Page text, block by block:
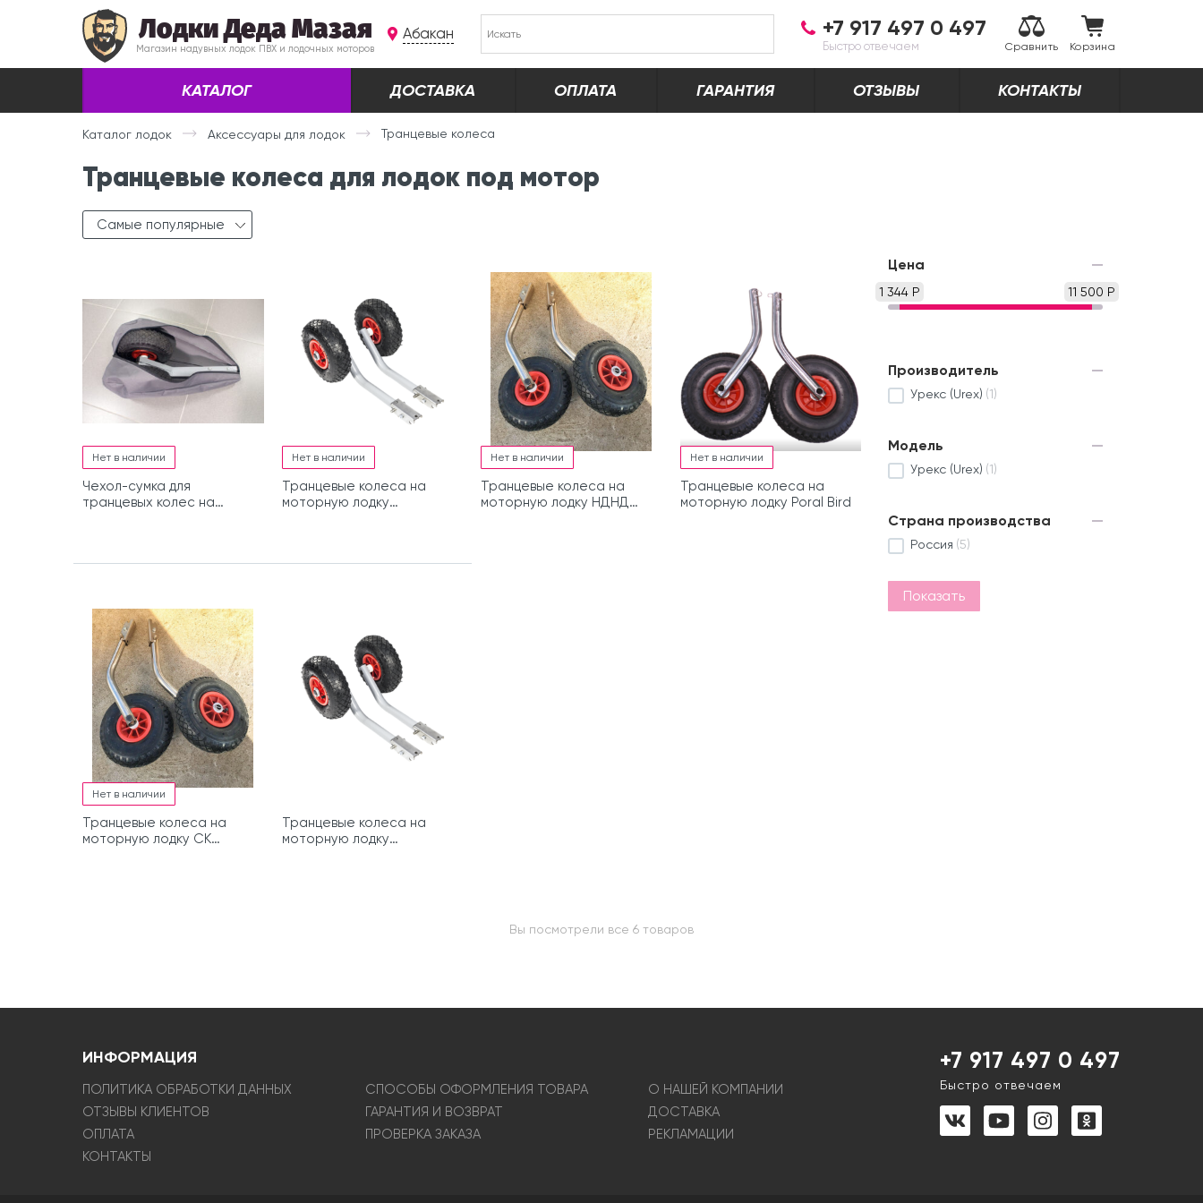
Лодки Деда Мазая
Магазин надувных лодок ПВХ и лодочных моторов
Абакан +7 917 497 0 497
Быстро отвечаем Сравнить Корзина
КАТАЛОГ ДОСТАВКА ОПЛАТА ГАРАНТИЯ ОТЗЫВЫ КОНТАКТЫ
Каталог лодок Аксессуары для лодок Транцевые колеса
Транцевые колеса для лодок под мотор
Самые популярные
Нет в наличии
Чехол-сумка для
транцевых колес на
Нет в наличии
Транцевые колеса на
моторную лодку
Нет в наличии
Транцевые колеса на
моторную лодку НДНД
Нет в наличии
Транцевые колеса на
моторную лодку Poral Bird
Нет в наличии
Транцевые колеса на
моторную лодку СК
Транцевые колеса на
моторную лодку
Цена
1 344 Р 11 500 Р
Производитель
Урекс (Urex) (1)
Модель
Урекс (Urex) (1)
Страна производства
Россия (5)
Показать
Вы посмотрели все 6 товаров
ИНФОРМАЦИЯ
ПОЛИТИКА ОБРАБОТКИ ДАННЫХ СПОСОБЫ ОФОРМЛЕНИЯ ТОВАРА
О НАШЕЙ КОМПАНИИ
ОТЗЫВЫ КЛИЕНТОВ
ГАРАНТИЯ И ВОЗВРАТ
ДОСТАВКА
ОПЛАТА
ПРОВЕРКА ЗАКАЗА
РЕКЛАМАЦИИ
КОНТАКТЫ
+7 917 497 0 497
Быстро отвечаем